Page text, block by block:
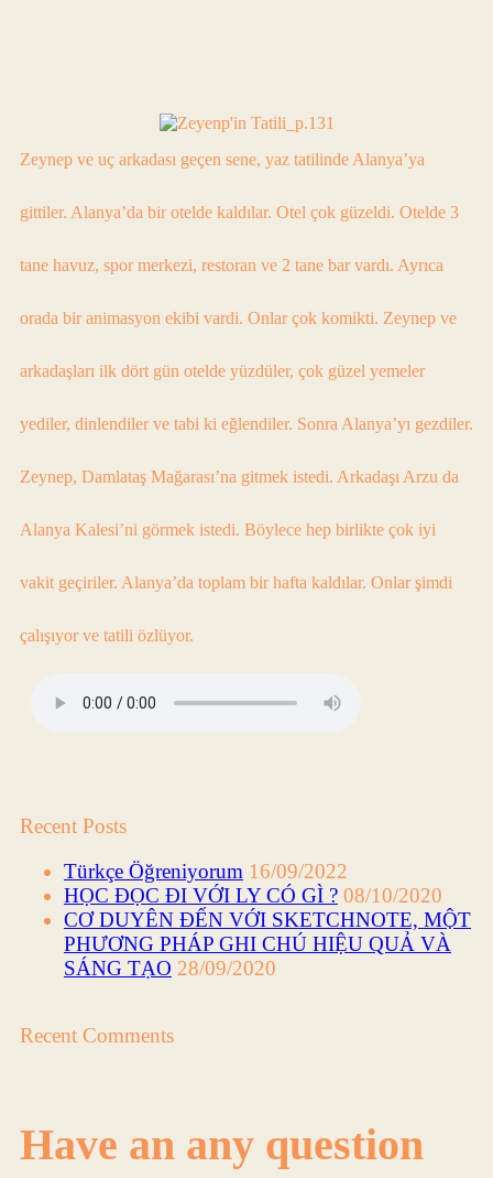
Zeynep ve uç arkadası geçen sene, yaz tatilinde Alanya’ya
gittiler. Alanya’da bir otelde kaldılar. Otel çok güzeldi. Otelde 3
tane havuz, spor merkezi, restoran ve 2 tane bar vardı. Ayrıca
orada bir animasyon ekibi vardi. Onlar çok komikti. Zeynep ve
arkadaşları ilk dört gün otelde yüzdüler, çok güzel yemeler
yediler, dinlendiler ve tabi ki eğlendiler. Sonra Alanya’yı gezdiler.
Zeynep, Damlataş Mağarası’na gitmek istedi. Arkadaşı Arzu da
Alanya Kalesi’ni görmek istedi. Böylece hep birlikte çok iyi
vakit geçiriler. Alanya’da toplam bir hafta kaldılar. Onlar şimdi
çalışıyor ve tatili özlüyor.
Recent Posts
Türkçe Öğreniyorum 16/09/2022
HỌC ĐỌC ĐI VỚI LY CÓ GÌ ? 08/10/2020
CƠ DUYÊN ĐẾN VỚI SKETCHNOTE, MỘT
PHƯƠNG PHÁP GHI CHÚ HIỆU QUẢ VÀ
SÁNG TẠO 28/09/2020
Recent Comments
Have an any question